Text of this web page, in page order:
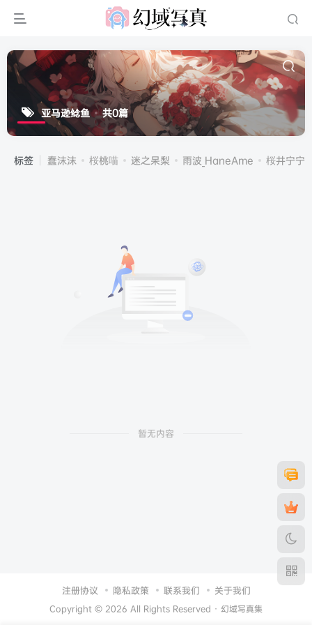
亚马逊鲶鱼 共0篇
标签 蠢沫沫 桜桃喵 迷之呆梨 雨波_HaneAme 桜井宁宁(
暂无内容
注册协议 隐私政策 联系我们 关于我们
Copyright © 2026 All Rights Reserved · 幻域写真集